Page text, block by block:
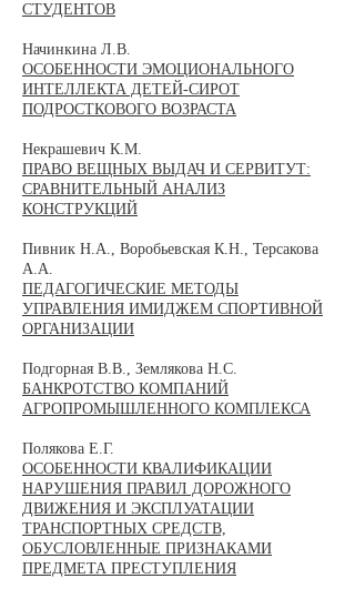
СТУДЕНТОВ
Начинкина Л.В.
ОСОБЕННОСТИ ЭМОЦИОНАЛЬНОГО
ИНТЕЛЛЕКТА ДЕТЕЙ-СИРОТ
ПОДРОСТКОВОГО ВОЗРАСТА
Некрашевич К.М.
ПРАВО ВЕЩНЫХ ВЫДАЧ И СЕРВИТУТ:
СРАВНИТЕЛЬНЫЙ АНАЛИЗ
КОНСТРУКЦИЙ
Пивник Н.А., Воробьевская К.Н., Терсакова
А.А.
ПЕДАГОГИЧЕСКИЕ МЕТОДЫ
УПРАВЛЕНИЯ ИМИДЖЕМ СПОРТИВНОЙ
ОРГАНИЗАЦИИ
Подгорная В.В., Землякова Н.С.
БАНКРОТСТВО КОМПАНИЙ
АГРОПРОМЫШЛЕННОГО КОМПЛЕКСА
Полякова Е.Г.
ОСОБЕННОСТИ КВАЛИФИКАЦИИ
НАРУШЕНИЯ ПРАВИЛ ДОРОЖНОГО
ДВИЖЕНИЯ И ЭКСПЛУАТАЦИИ
ТРАНСПОРТНЫХ СРЕДСТВ,
ОБУСЛОВЛЕННЫЕ ПРИЗНАКАМИ
ПРЕДМЕТА ПРЕСТУПЛЕНИЯ